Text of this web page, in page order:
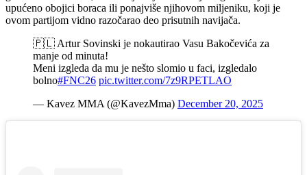
upućeno obojici boraca ili ponajviše njihovom miljeniku, koji je
ovom partijom vidno razočarao deo prisutnih navijača.
🇵🇱 Artur Sovinski je nokautirao Vasu Bakočevića za
manje od minuta!
Meni izgleda da mu je nešto slomio u faci, izgledalo
bolno#FNC26 pic.twitter.com/7z9RPETLAO
— Kavez MMA (@KavezMma) December 20, 2025